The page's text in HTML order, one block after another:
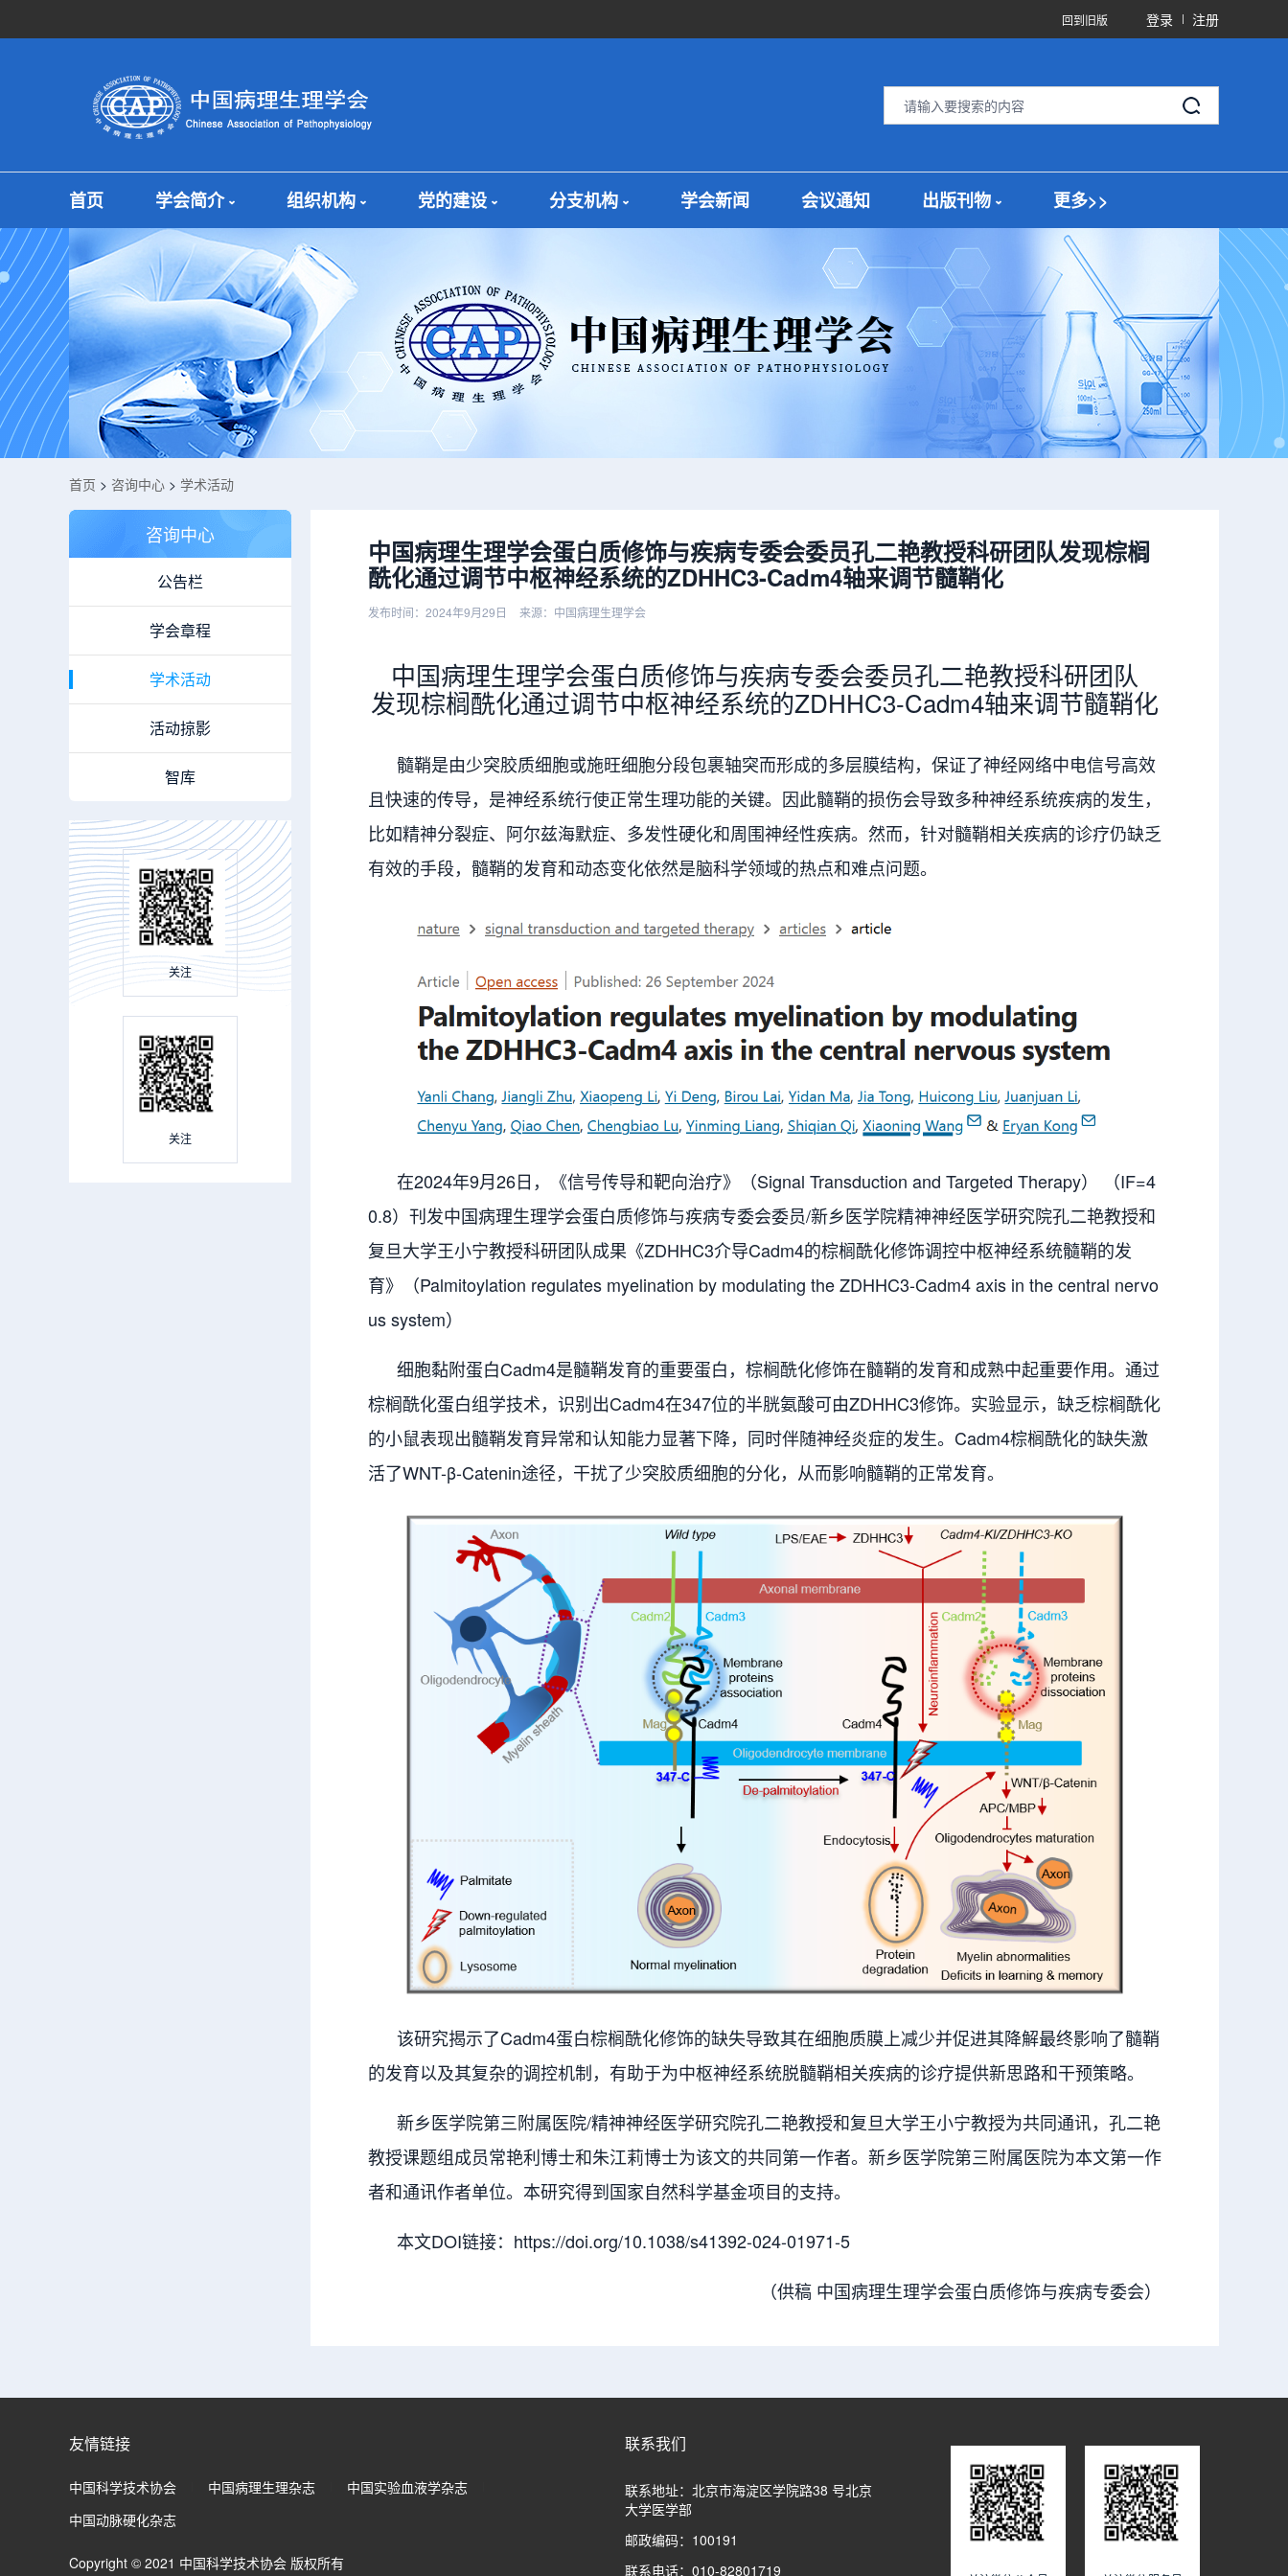
回到旧版 登录 注册
首页 学会简介 组织机构 党的建设 分支机构 学会新闻 会议通知 出版刊物 更多>>
首页 > 咨询中心 > 学术活动
咨询中心
公告栏
学会章程
学术活动
活动掠影
智库
关注
关注
中国病理生理学会蛋白质修饰与疾病专委会委员孔二艳教授科研团队发现棕榈
酰化通过调节中枢神经系统的ZDHHC3-Cadm4轴来调节髓鞘化
发布时间：2024年9月29日 来源：中国病理生理学会
中国病理生理学会蛋白质修饰与疾病专委会委员孔二艳教授科研团队
发现棕榈酰化通过调节中枢神经系统的ZDHHC3-Cadm4轴来调节髓鞘化
髓鞘是由少突胶质细胞或施旺细胞分段包裹轴突而形成的多层膜结构，保证了神经网络中电信号高效
且快速的传导，是神经系统行使正常生理功能的关键。因此髓鞘的损伤会导致多种神经系统疾病的发生，
比如精神分裂症、阿尔兹海默症、多发性硬化和周围神经性疾病。然而，针对髓鞘相关疾病的诊疗仍缺乏
有效的手段，髓鞘的发育和动态变化依然是脑科学领域的热点和难点问题。
在2024年9月26日，《信号传导和靶向治疗》（Signal Transduction and Targeted Therapy） （IF=4
0.8）刊发中国病理生理学会蛋白质修饰与疾病专委会委员/新乡医学院精神神经医学研究院孔二艳教授和
复旦大学王小宁教授科研团队成果《ZDHHC3介导Cadm4的棕榈酰化修饰调控中枢神经系统髓鞘的发
育》（Palmitoylation regulates myelination by modulating the ZDHHC3-Cadm4 axis in the central nervo
us system）
细胞黏附蛋白Cadm4是髓鞘发育的重要蛋白，棕榈酰化修饰在髓鞘的发育和成熟中起重要作用。通过
棕榈酰化蛋白组学技术，识别出Cadm4在347位的半胱氨酸可由ZDHHC3修饰。实验显示，缺乏棕榈酰化
的小鼠表现出髓鞘发育异常和认知能力显著下降，同时伴随神经炎症的发生。Cadm4棕榈酰化的缺失激
活了WNT-β-Catenin途径，干扰了少突胶质细胞的分化，从而影响髓鞘的正常发育。
该研究揭示了Cadm4蛋白棕榈酰化修饰的缺失导致其在细胞质膜上减少并促进其降解最终影响了髓鞘
的发育以及其复杂的调控机制，有助于为中枢神经系统脱髓鞘相关疾病的诊疗提供新思路和干预策略。
新乡医学院第三附属医院/精神神经医学研究院孔二艳教授和复旦大学王小宁教授为共同通讯，孔二艳
教授课题组成员常艳利博士和朱江莉博士为该文的共同第一作者。新乡医学院第三附属医院为本文第一作
者和通讯作者单位。本研究得到国家自然科学基金项目的支持。
本文DOI链接：https://doi.org/10.1038/s41392-024-01971-5
（供稿 中国病理生理学会蛋白质修饰与疾病专委会）
友情链接
中国科学技术协会 中国病理生理杂志
中国实验血液学杂志
中国动脉硬化杂志
Copyright © 2021 中国科学技术协会 版权所有
联系我们
联系地址：北京市海淀区学院路38 号北京
大学医学部
邮政编码：100191
联系电话：010-82801719